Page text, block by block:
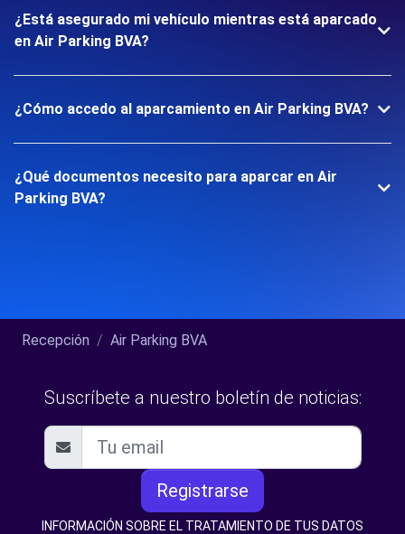
¿Está asegurado mi vehículo mientras está aparcado
en Air Parking BVA?
¿Cómo accedo al aparcamiento en Air Parking BVA?
¿Qué documentos necesito para aparcar en Air
Parking BVA?
Recepción Air Parking BVA
Suscríbete a nuestro boletín de noticias:
Registrarse
INFORMACIÓN SOBRE EL TRATAMIENTO DE TUS DATOS